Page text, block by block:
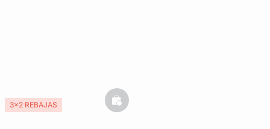
3x2 REBAJAS basketfull